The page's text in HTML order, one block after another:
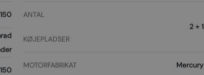
150
150
ANTAL
KØJEPLADSER
2 + 1
MOTORFABRIKAT Mercury